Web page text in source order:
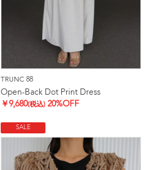
TRUNC 88
Open-Back Dot Print Dress
￥9,680(税込) 20%OFF
SALE